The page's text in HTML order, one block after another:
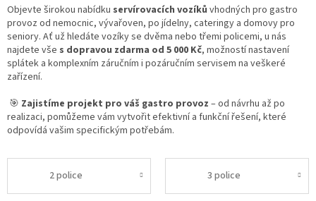
Objevte širokou nabídku servírovacích vozíků vhodných pro gastro
provoz od nemocnic, vývařoven, po jídelny, cateringy a domovy pro
seniory. Ať už hledáte vozíky se dvěma nebo třemi policemi, u nás
najdete vše s dopravou zdarma od 5 000 Kč, možností nastavení
splátek a komplexním záručním i pozáručním servisem na veškeré
zařízení.
🎯 Zajistíme projekt pro váš gastro provoz – od návrhu až po
realizaci, pomůžeme vám vytvořit efektivní a funkční řešení, které
odpovídá vašim specifickým potřebám.
2 police 3 police